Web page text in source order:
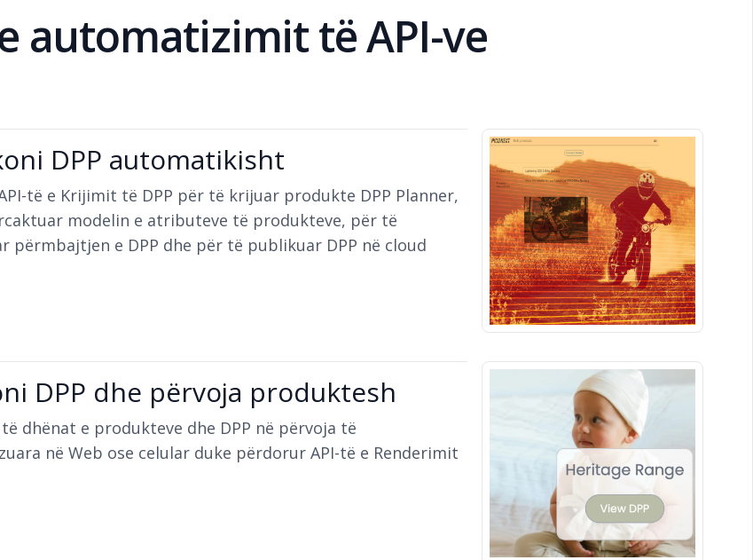
automatizimit të API-ve
DPP automatikisht
të e Krijimit të DPP për të krijuar produkte DPP Planner,
modelin e atributeve të produkteve, për të
përmbajtjen e DPP dhe për të publikuar DPP në cloud
DPP dhe përvoja produktesh
dhënat e produkteve dhe DPP në përvoja të
në Web ose celular duke përdorur API-të e Renderimit